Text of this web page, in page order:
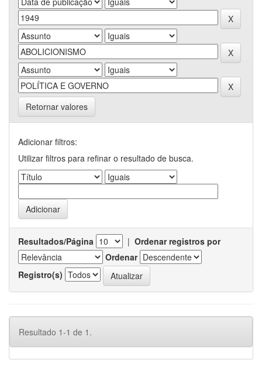
Retornar valores
Adicionar filtros:
Utilizar filtros para refinar o resultado de busca.
Resultados/Página | Ordenar registros por
Ordenar
Registro(s)
Resultado 1-1 de 1.